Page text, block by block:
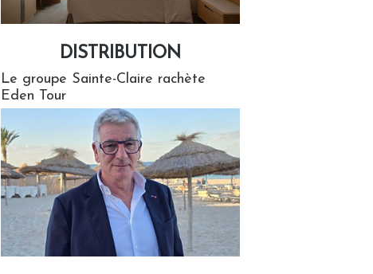
DISTRIBUTION
Le groupe Sainte-Claire rachète
Eden Tour